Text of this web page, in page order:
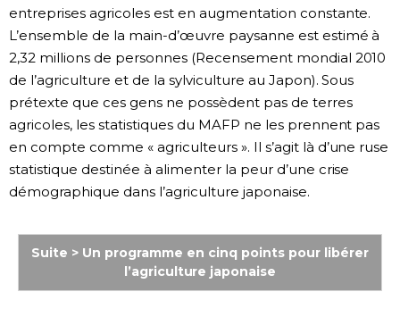
entreprises agricoles est en augmentation constante.
L’ensemble de la main-d’œuvre paysanne est estimé à
2,32 millions de personnes (Recensement mondial 2010
de l’agriculture et de la sylviculture au Japon). Sous
prétexte que ces gens ne possèdent pas de terres
agricoles, les statistiques du MAFP ne les prennent pas
en compte comme « agriculteurs ». Il s’agit là d’une ruse
statistique destinée à alimenter la peur d’une crise
démographique dans l’agriculture japonaise.
Suite > Un programme en cinq points pour libérer
l’agriculture japonaise